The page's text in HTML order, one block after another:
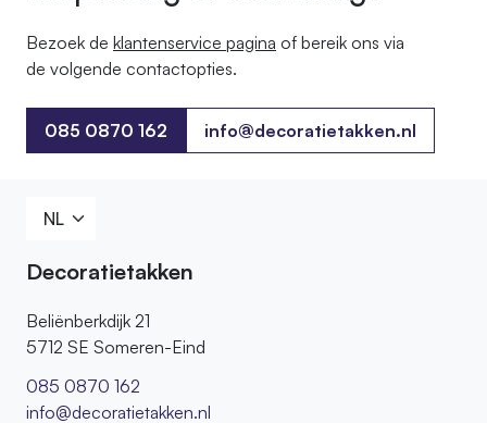
Bezoek de klantenservice pagina of bereik ons ​​via
de volgende contactopties.
085 0870 162
085 0870 162
info@decoratietakken.nl
Decoratietakken
Beliënberkdijk 21
5712 SE Someren-Eind
085 0870 162
info@decoratietakken.nl